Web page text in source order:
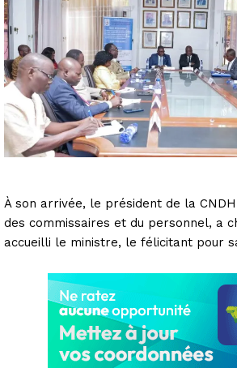
À son arrivée, le président de la
des commissaires et du personnel, a
accueilli le ministre, le félicitant pour